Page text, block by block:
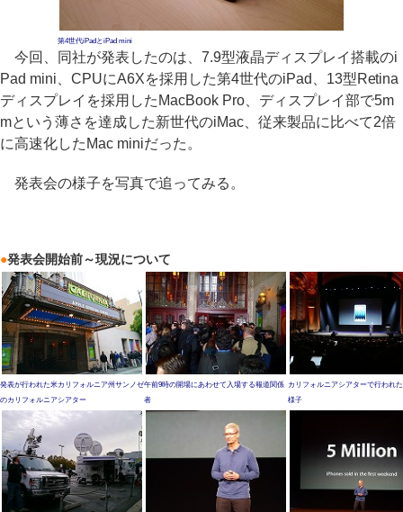
第4世代iPadとiPad mini
今回、同社が発表したのは、7.9型液晶ディスプレイ搭載のi
Pad mini、CPUにA6Xを採用した第4世代のiPad、13型Retina
ディスプレイを採用したMacBook Pro、ディスプレイ部で5m
mという薄さを達成した新世代のiMac、従来製品に比べて2倍
に高速化したMac miniだった。
発表会の様子を写真で追ってみる。
●発表会開始前～現況について
発表が行われた米カリフォルニア州サンノゼ
のカリフォルニアシアター
午前9時の開場にあわせて入場する報道関係
者
カリフォルニアシアターで行われ
様子